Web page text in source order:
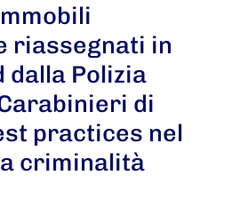
riassegnati in
Polizia
di
practices nel
criminalità